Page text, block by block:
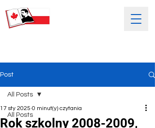
Post
All Posts
All Posts
Rok szkolny 2008-2009,
17 sty 2025 0 minut(y) czytania